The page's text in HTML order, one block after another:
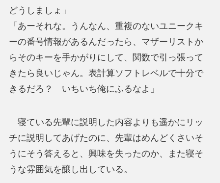
どうしましょ」
「あーそれな。うんなん、重複のないユニークキ
ーの番号情報があるんだったら、マザーリストか
らそのキーを手かがりにして、関数で引っ張って
きたら良いじゃん。表計算ソフトレベルで十分で
きるだろ？ いちいち俺にふるなよ」
寝ている先輩に説明した内容よりも遥かにリッ
チに説明してあげたのに、先輩はめんどくさいそ
うにそう答えると、興味を失ったのか、また寝そ
うな雰囲気を醸し出している。